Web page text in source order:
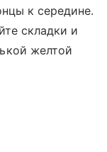
к середине.
складки и
желтой